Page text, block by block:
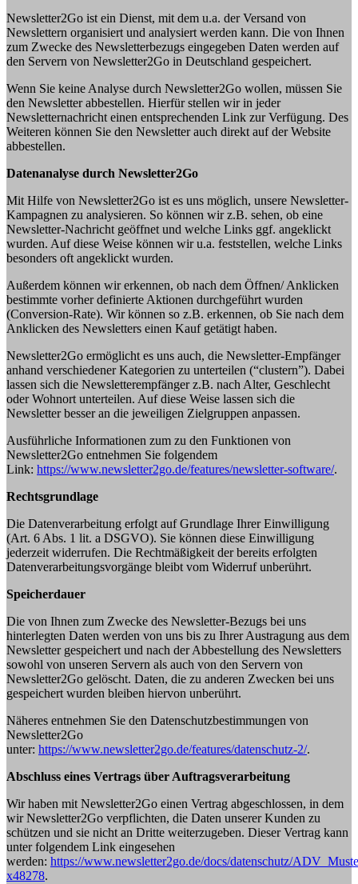
Newsletter2Go ist ein Dienst, mit dem u.a. der Versand von
Newslettern organisiert und analysiert werden kann. Die von Ihnen
zum Zwecke des Newsletterbezugs eingegeben Daten werden auf
den Servern von Newsletter2Go in Deutschland gespeichert.
Wenn Sie keine Analyse durch Newsletter2Go wollen, müssen Sie
den Newsletter abbestellen. Hierfür stellen wir in jeder
Newsletternachricht einen entsprechenden Link zur Verfügung. Des
Weiteren können Sie den Newsletter auch direkt auf der Website
abbestellen.
Datenanalyse durch Newsletter2Go
Mit Hilfe von Newsletter2Go ist es uns möglich, unsere Newsletter-
Kampagnen zu analysieren. So können wir z.B. sehen, ob eine
Newsletter-Nachricht geöffnet und welche Links ggf. angeklickt
wurden. Auf diese Weise können wir u.a. feststellen, welche Links
besonders oft angeklickt wurden.
Außerdem können wir erkennen, ob nach dem Öffnen/ Anklicken
bestimmte vorher definierte Aktionen durchgeführt wurden
(Conversion-Rate). Wir können so z.B. erkennen, ob Sie nach dem
Anklicken des Newsletters einen Kauf getätigt haben.
Newsletter2Go ermöglicht es uns auch, die Newsletter-Empfänger
anhand verschiedener Kategorien zu unterteilen (“clustern”). Dabei
lassen sich die Newsletterempfänger z.B. nach Alter, Geschlecht
oder Wohnort unterteilen. Auf diese Weise lassen sich die
Newsletter besser an die jeweiligen Zielgruppen anpassen.
Ausführliche Informationen zum zu den Funktionen von
Newsletter2Go entnehmen Sie folgendem
Link: https://www.newsletter2go.de/features/newsletter-software/.
Rechtsgrundlage
Die Datenverarbeitung erfolgt auf Grundlage Ihrer Einwilligung
(Art. 6 Abs. 1 lit. a DSGVO). Sie können diese Einwilligung
jederzeit widerrufen. Die Rechtmäßigkeit der bereits erfolgten
Datenverarbeitungsvorgänge bleibt vom Widerruf unberührt.
Speicherdauer
Die von Ihnen zum Zwecke des Newsletter-Bezugs bei uns
hinterlegten Daten werden von uns bis zu Ihrer Austragung aus dem
Newsletter gespeichert und nach der Abbestellung des Newsletters
sowohl von unseren Servern als auch von den Servern von
Newsletter2Go gelöscht. Daten, die zu anderen Zwecken bei uns
gespeichert wurden bleiben hiervon unberührt.
Näheres entnehmen Sie den Datenschutzbestimmungen von
Newsletter2Go
unter: https://www.newsletter2go.de/features/datenschutz-2/.
Abschluss eines Vertrags über Auftragsverarbeitung
Wir haben mit Newsletter2Go einen Vertrag abgeschlossen, in dem
wir Newsletter2Go verpflichten, die Daten unserer Kunden zu
schützen und sie nicht an Dritte weiterzugeben. Dieser Vertrag kann
unter folgendem Link eingesehen
werden: https://www.newsletter2go.de/docs/datenschutz/
x48278.